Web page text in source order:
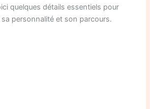
quelques détails essentiels pour
personnalité et son parcours.